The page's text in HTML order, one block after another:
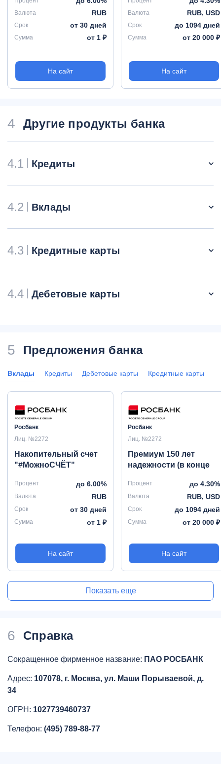
Валюта RUB
Срок от 30 дней
Сумма от 1 ₽
На сайт
Валюта RUB, USD
Срок до 1094 дней
Сумма от 20 000 ₽
На сайт
4 Другие продукты банка
4.1 Кредиты
4.2 Вклады
4.3 Кредитные карты
4.4 Дебетовые карты
5 Предложения банка
Вклады Кредиты Дебетовые карты Кредитные карты
Росбанк
Лиц. №2272
Накопительный счет
"#МожноСЧЁТ"
Процент до 6.00%
Валюта RUB
Срок от 30 дней
Сумма от 1 ₽
На сайт
Росбанк
Лиц. №2272
Премиум 150 лет
надежности (в конце
Процент до 4.30%
Валюта RUB, USD
Срок до 1094 дней
Сумма от 20 000 ₽
На сайт
Показать еще
6 Справка
Сокращенное фирменное название: ПАО РОСБАНК
Адрес: 107078, г. Москва, ул. Маши Порываевой, д.
34
ОГРН: 1027739460737
Телефон: (495) 789-88-77